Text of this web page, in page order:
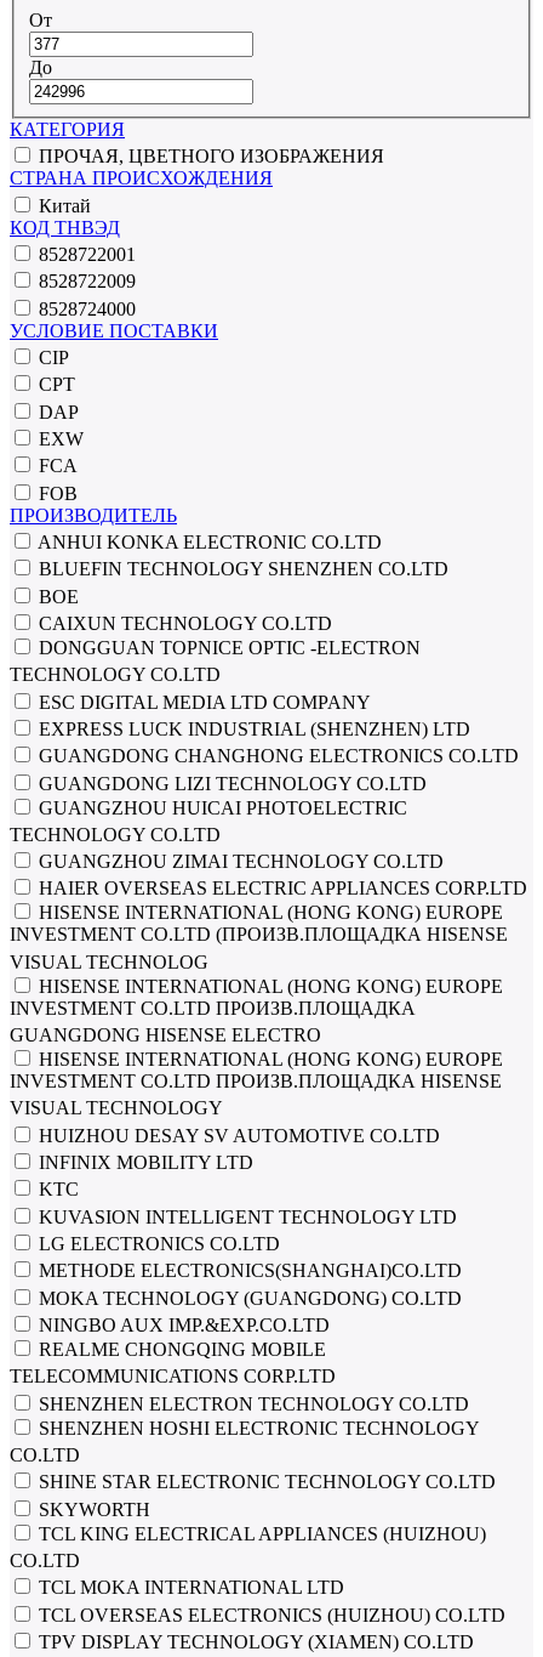
От
До
КАТЕГОРИЯ
ПРОЧАЯ, ЦВЕТНОГО ИЗОБРАЖЕНИЯ
СТРАНА ПРОИСХОЖДЕНИЯ
Китай
КОД ТНВЭД
8528722001
8528722009
8528724000
УСЛОВИЕ ПОСТАВКИ
CIP
CPT
DAP
EXW
FCA
FOB
ПРОИЗВОДИТЕЛЬ
ANHUI KONKA ELECTRONIC CO.LTD
BLUEFIN TECHNOLOGY SHENZHEN СО.LTD
BOE
CAIXUN TECHNOLOGY CO.LTD
DONGGUAN TOPNICE OPTIC -ELECTRON
TECHNOLOGY CO.LTD
ESC DIGITAL MEDIA LTD COMPANY
EXPRESS LUCK INDUSTRIAL (SHENZHEN) LTD
GUANGDONG CHANGHONG ELECTRONICS CO.LTD
GUANGDONG LIZI TECHNOLOGY CO.LTD
GUANGZHOU HUICAI PHOTOELECTRIC
TECHNOLOGY CO.LTD
GUANGZHOU ZIMAI TECHNOLOGY CO.LTD
HAIER OVERSEAS ELECTRIC APPLIANCES CORP.LTD
HISENSE INTERNATIONAL (HONG KONG) EUROPE
INVESTMENT CO.LTD (ПРОИЗВ.ПЛОЩАДКА HISENSE
VISUAL TECHNOLOG
HISENSE INTERNATIONAL (HONG KONG) EUROPE
INVESTMENT CO.LTD ПРОИЗВ.ПЛОЩАДКА
GUANGDONG HISENSE ELECTRO
HISENSE INTERNATIONAL (HONG KONG) EUROPE
INVESTMENT CO.LTD ПРОИЗВ.ПЛОЩАДКА HISENSE
VISUAL TECHNOLOGY
HUIZHOU DESAY SV AUTOMOTIVE CO.LTD
INFINIX MOBILITY LTD
KTC
KUVASION INTELLIGENT TECHNOLOGY LTD
LG ELECTRONICS CO.LTD
METHODE ELECTRONICS(SHANGHAI)CO.LTD
MOKA TECHNOLOGY (GUANGDONG) CO.LTD
NINGBO AUX IMP.&EXP.CO.LTD
REALME CHONGQING MOBILE
TELECOMMUNICATIONS CORP.LTD
SHENZHEN ELECTRON TECHNOLOGY СО.LTD
SHENZHEN HOSHI ELECTRONIC TECHNOLOGY
СО.LTD
SHINE STAR ELECTRONIC TECHNOLOGY CO.LTD
SKYWORTH
TCL KING ELECTRICAL APPLIANCES (HUIZHOU)
CO.LTD
TCL MOKA INTERNATIONAL LTD
TCL OVERSEAS ELECTRONICS (HUIZHOU) CO.LTD
TPV DISPLAY TECHNOLOGY (XIAMEN) CO.LTD